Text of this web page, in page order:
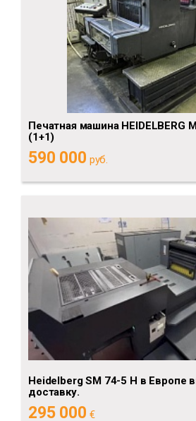
Печатная машина HEIDELBERG
(1+1)
590 000 руб.
Heidelberg SM 74-5 H в Европе
доставку.
295 000 €